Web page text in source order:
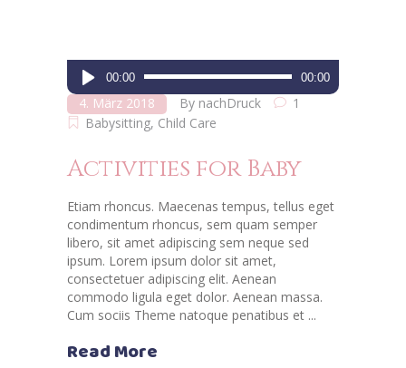
Audio-
Player
00:00 00:00
4. März 2018 By nachDruck
1
Babysitting, Child Care
Activities for Baby
Etiam rhoncus. Maecenas tempus, tellus eget
condimentum rhoncus, sem quam semper
libero, sit amet adipiscing sem neque sed
ipsum. Lorem ipsum dolor sit amet,
consectetuer adipiscing elit. Aenean
commodo ligula eget dolor. Aenean massa.
Cum sociis Theme natoque penatibus et
Read More